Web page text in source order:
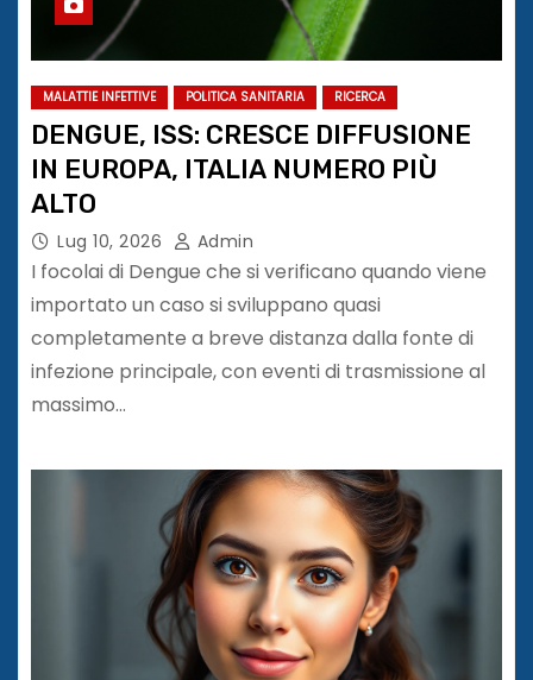
MALATTIE INFETTIVE POLITICA SANITARIA RICERCA
DENGUE, ISS: CRESCE DIFFUSIONE
IN EUROPA, ITALIA NUMERO PIÙ
ALTO
Lug 10, 2026 Admin
I focolai di Dengue che si verificano quando viene
importato un caso si sviluppano quasi
completamente a breve distanza dalla fonte di
infezione principale, con eventi di trasmissione al
massimo…